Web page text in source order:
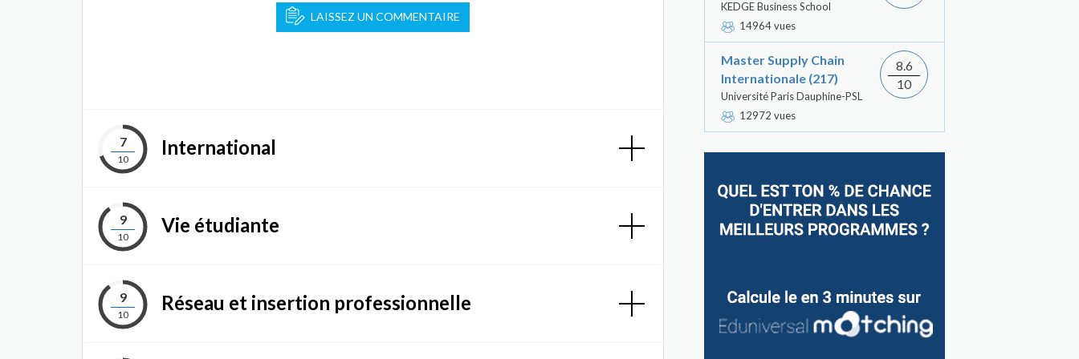
LAISSEZ UN COMMENTAIRE
7
10
International
9
10
Vie étudiante
9
10
Réseau et insertion professionnelle
KEDGE Business School
14964 vues
Master Supply Chain
Internationale (217)
Université Paris Dauphine-PSL
12972 vues
8.6
10